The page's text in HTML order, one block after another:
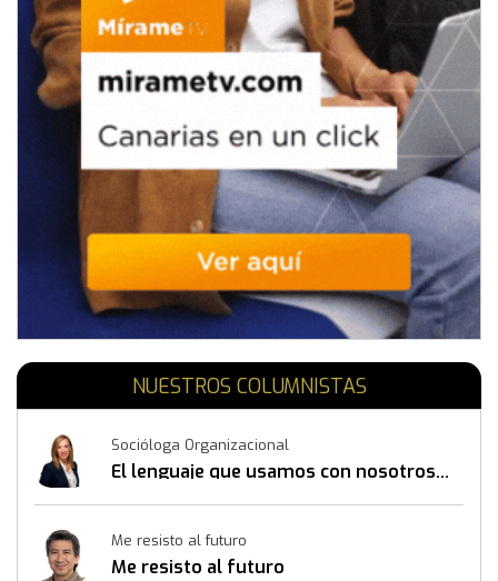
NUESTROS COLUMNISTAS
Socióloga Organizacional
El lenguaje que usamos con nosotros
Me resisto al futuro
Me resisto al futuro